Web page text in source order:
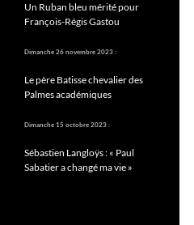
Un Ruban bleu mérité pour
François-Régis Gastou
Dimanche 26 novembre 2023 :
Le père Batisse chevalier des
Palmes académiques
Dimanche 15 octobre 2023 :
Sébastien Langloÿs : « Paul
Sabatier a changé ma vie »